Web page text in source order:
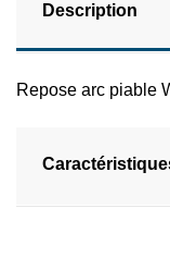
Description
Repose arc piable